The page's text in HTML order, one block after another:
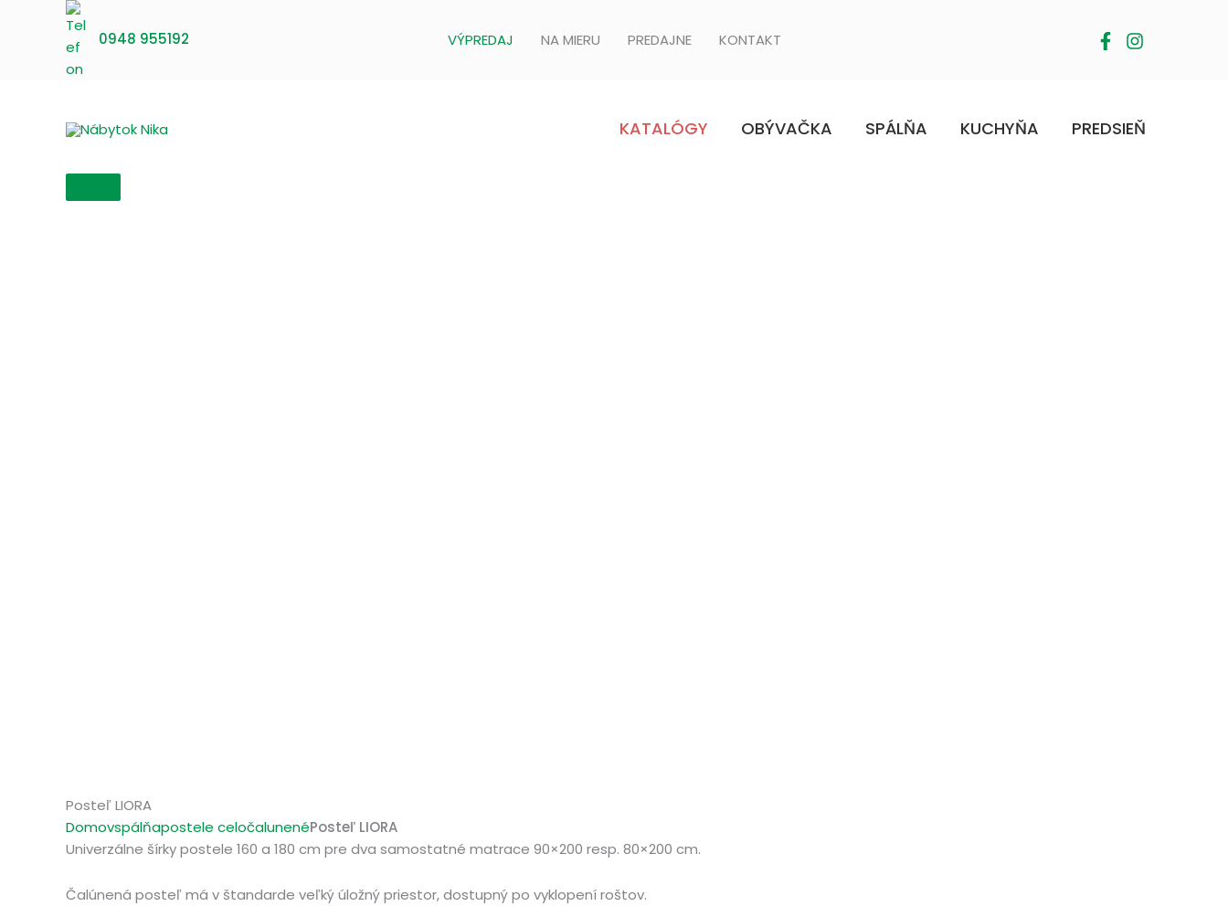
0948 955192 VÝPREDAJ NA MIERU PREDAJNE KONTAKT
KATALÓGY OBÝVAČKA SPÁLŇA KUCHYŇA PREDSIEŇ
Posteľ LIORA
Domovspálňapostele celočalunenéPosteľ LIORA
Univerzálne šírky postele 160 a 180 cm pre dva samostatné matrace 90×200 resp. 80×200 cm.
Čalúnená posteľ má v štandarde veľký úložný priestor, dostupný po vyklopení roštov.